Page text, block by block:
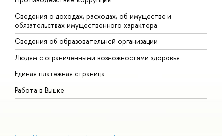
Сведения о доходах, расходах, об имуществе и
обязательствах имущественного характера
Сведения об образовательной организации
Людям с ограниченными возможностями здоровья
Единая платежная страница
Работа в Вышке